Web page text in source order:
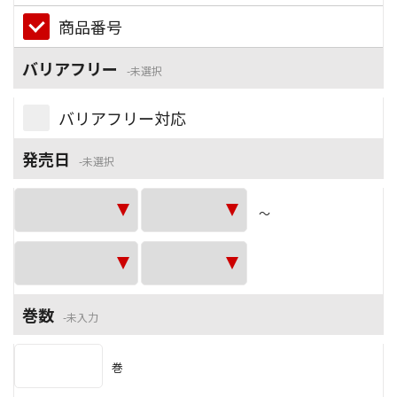
商品番号
バリアフリー
未選択
バリアフリー対応
発売日
未選択
～
巻数 未入力
巻